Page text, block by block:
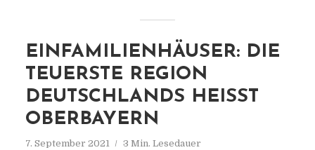
EINFAMILIENHÄUSER: DIE
TEUERSTE REGION
DEUTSCHLANDS HEISST O
BERBAYERN
7. September 2021 3 Min. Lesedauer